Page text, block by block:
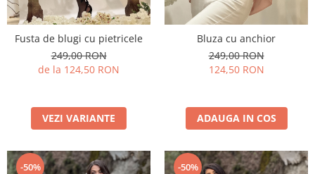
Fusta de blugi cu pietricele
249,00 RON
de la 124,50 RON
VEZI VARIANTE
Bluza cu anchior
249,00 RON
124,50 RON
ADAUGA IN COS
-50% -50%